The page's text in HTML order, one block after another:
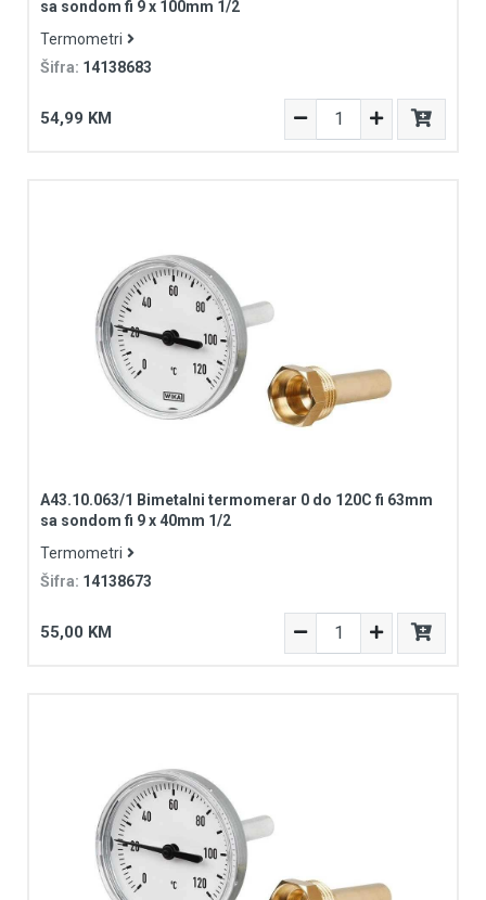
sa sondom fi 9 x 100mm 1/2
Termometri
Šifra: 14138683
54,99 KM
A43.10.063/1 Bimetalni termomerar 0 do 120C fi 63mm
sa sondom fi 9 x 40mm 1/2
Termometri
Šifra: 14138673
55,00 KM